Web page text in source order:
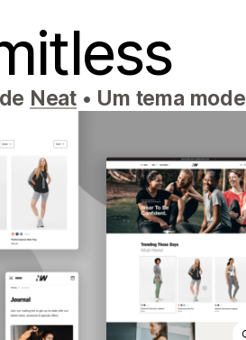
Neat • Um tema